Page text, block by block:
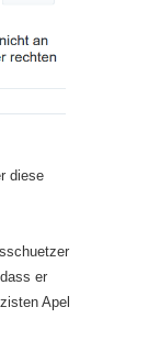
diese
er
Apel